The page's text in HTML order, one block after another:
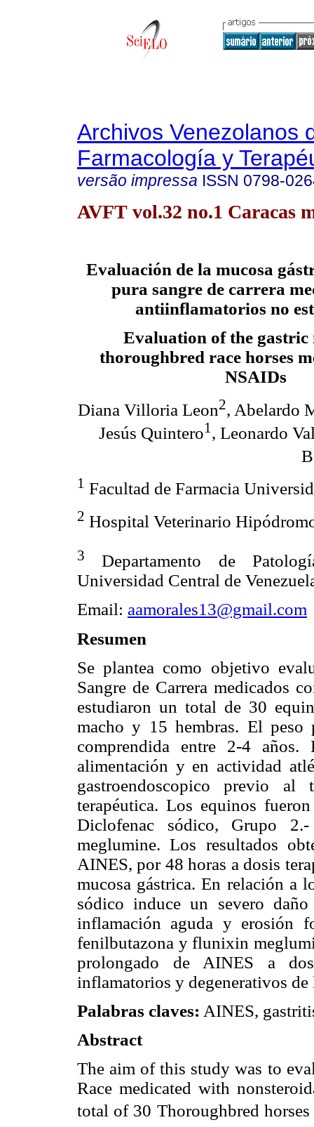
Archivos Venezolanos
Farmacología y
versão impressa ISSN 0798-
AVFT vol.32 no.1 Caracas
Evaluación de la mucosa
pura sangre de carrera
antiinflamatorios no
Evaluation of the gastric
thoroughbred race horses
NSAIDs
Diana Villoria Leon2, Abelardo
Jesús Quintero1 , Leonardo
1 Facultad de Farmacia
2 Hospital Veterinario Hipódromo
3
Departamento de
Universidad Central de
Email: aamorales13@gmail.com
Resumen
Se plantea como objetivo
Sangre de Carrera medicados
estudiaron un total de 30
macho y 15 hembras. El
comprendida entre 2-4 años.
alimentación y en actividad
gastroendoscopico previo
terapéutica. Los equinos
Diclofenac sódico, Grupo
meglumine. Los resultados
AINES, por 48 horas a dosis
mucosa gástrica. En relación a
sódico induce un severo
inflamación aguda y erosión
fenilbutazona y flunixin
prolongado de AINES a
inflamatorios y degenerativos de
Palabras claves: AINES,
Abstract
The aim of this study was to
Race medicated with
total of 30 Thoroughbred